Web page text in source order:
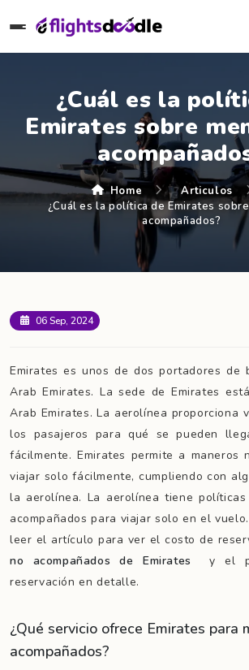
¿Cuál es la
Emirates sobre
Home
Articulos
¿Cuál es la política de Emirates
acompañados?
06 Sep, 2024
Emirates es unos de dos portadores de
Arab Emirates. La sede de Emirates
Arab Emirates. La aerolínea proporciona
los pasajeros para qué se pueden
fácilmente. Emirates permite a maneros
viajar solo fácilmente, cumpliendo con
la aerolínea. La aerolínea tiene
acompañados para viajar solo en el
leer el artículo para ver el costo de
no acompañados de Emirates y el
reservación en detalle.
¿Qué servicio ofrece Emirates para
acompañados?